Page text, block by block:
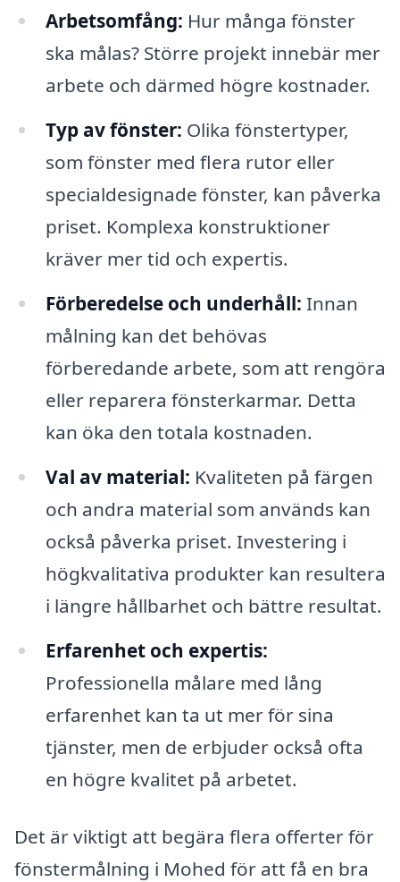
Arbetsomfång: Hur många fönster
ska målas? Större projekt innebär mer
arbete och därmed högre kostnader.
Typ av fönster: Olika fönstertyper,
som fönster med flera rutor eller
specialdesignade fönster, kan påverka
priset. Komplexa konstruktioner
kräver mer tid och expertis.
Förberedelse och underhåll: Innan
målning kan det behövas
förberedande arbete, som att rengöra
eller reparera fönsterkarmar. Detta
kan öka den totala kostnaden.
Val av material: Kvaliteten på färgen
och andra material som används kan
också påverka priset. Investering i
högkvalitativa produkter kan resultera
i längre hållbarhet och bättre resultat.
Erfarenhet och expertis:
Professionella målare med lång
erfarenhet kan ta ut mer för sina
tjänster, men de erbjuder också ofta
en högre kvalitet på arbetet.
Det är viktigt att begära flera offerter för
fönstermålning i Mohed för att få en bra